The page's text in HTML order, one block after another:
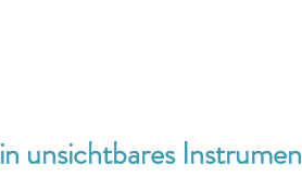
unsichtbares